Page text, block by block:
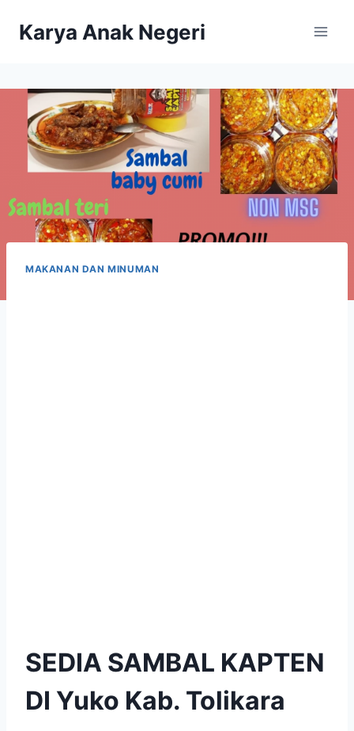
Karya Anak Negeri
MAKANAN DAN MINUMAN
SEDIA SAMBAL KAPTEN
DI Yuko Kab. Tolikara